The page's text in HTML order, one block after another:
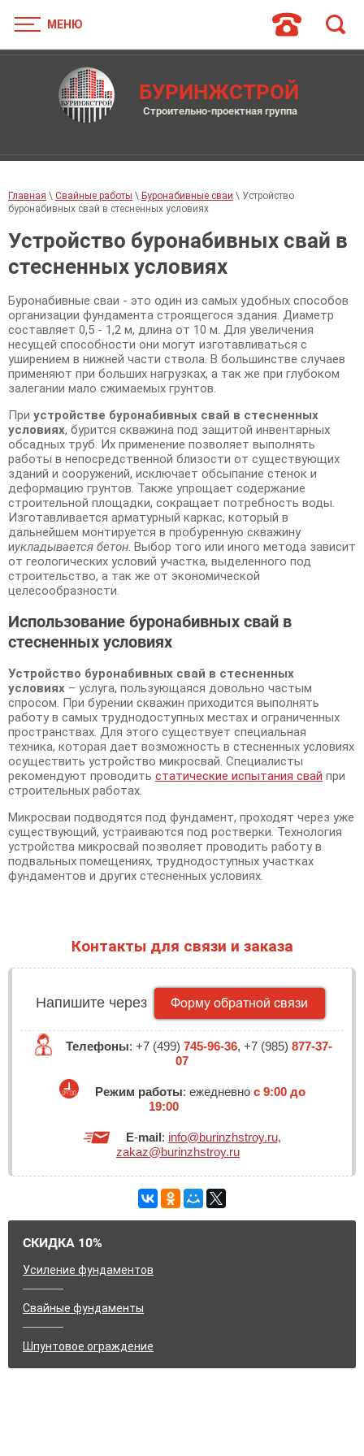
МЕНЮ
БУРИНЖСТРОЙ
Строительно-проектная группа
СКИДКА 10%
Усиление фундаментов
Свайные фундаменты
Шпунтовое ограждение
Главная \ Свайные работы \ Буронабивные сваи \ Устройство
буронабивных свай в стесненных условиях
Устройство буронабивных свай в
стесненных условиях
Буронабивные сваи - это один из самых удобных способов
организации фундамента строящегося здания. Диаметр
составляет 0,5 - 1,2 м, длина от 10 м. Для увеличения
несущей способности они могут изготавливаться с
уширением в нижней части ствола. В большинстве случаев
применяют при больших нагрузках, а так же при глубоком
залегании мало сжимаемых грунтов.
При устройстве буронабивных свай в стесненных
условиях, бурится скважина под защитой инвентарных
обсадных труб. Их применение позволяет выполнять
работы в непосредственной близости от существующих
зданий и сооружений, исключает обсыпание стенок и
деформацию грунтов. Также упрощает содержание
строительной площадки, сокращает потребность воды.
Изготавливается арматурный каркас, который в
дальнейшем монтируется в пробуренную скважину
иукладывается бетон. Выбор того или иного метода зависит
от геологических условий участка, выделенного под
строительство, а так же от экономической
целесообразности.
Использование буронабивных свай в
стесненных условиях
Устройство буронабивных свай в стесненных
условиях – услуга, пользующаяся довольно частым
спросом. При бурении скважин приходится выполнять
работу в самых труднодоступных местах и ограниченных
пространствах. Для этого существует специальная
техника, которая дает возможность в стесненных условиях
осуществить устройство микросвай. Специалисты
рекомендуют проводить статические испытания свай при
строительных работах.
Микросваи подводятся под фундамент, проходят через уже
существующий, устраиваются под ростверки. Технология
устройства микросвай позволяет проводить работу в
подвальных помещениях, труднодоступных участках
фундаментов и других стесненных условиях.
Контакты для связи и заказа
Напишите через
Телефоны: +7 (499) 745-96-36, +7 (985) 877-37-
07
Режим работы: ежедневно с 9:00 до
19:00
E-mail: info@burinzhstroy.ru,
zakaz@burinzhstroy.ru